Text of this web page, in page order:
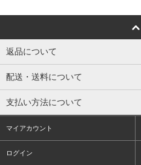
返品について
配送・送料について
支払い方法について
マイアカウント
ログイン